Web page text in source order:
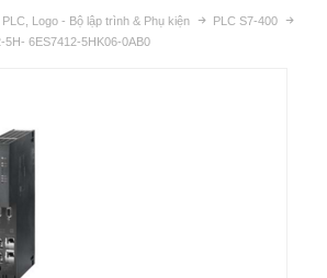
PLC, Logo - Bộ lập trình & Phụ kiện
PLC S7-400
5H- 6ES7412-5HK06-0AB0